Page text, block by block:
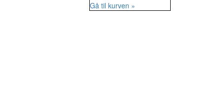
Gå til kurven »